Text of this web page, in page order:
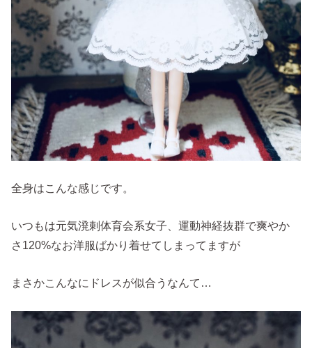
全身はこんな感じです。
いつもは元気溌剌体育会系女子、運動神経抜群で爽やか
さ120%なお洋服ばかり着せてしまってますが
まさかこんなにドレスが似合うなんて…